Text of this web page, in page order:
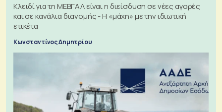
Κλειδί για τη ΜΕΒΓΑΛ είναι η διείσδυση σε νέες αγορές
και σε κανάλια διανομής - Η «μάχη» με την ιδιωτική
ετικέτα
Κωνσταντίνος Δημητρίου